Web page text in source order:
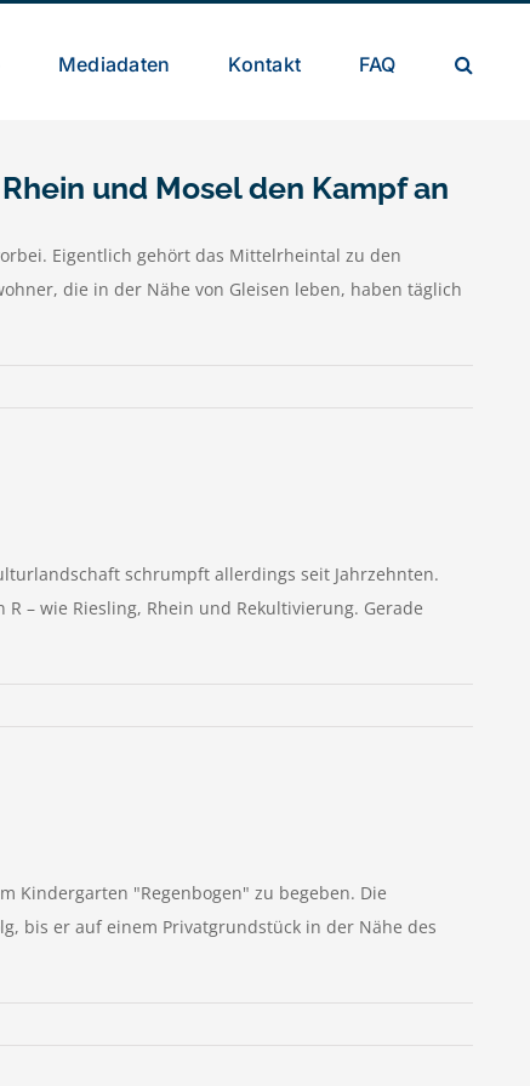
Mediadaten Kontakt FAQ
und Mosel den Kampf an
Eigentlich gehört das Mittelrheintal zu den
die in der Nähe von Gleisen leben, haben täglich
schrumpft allerdings seit Jahrzehnten.
– wie Riesling, Rhein und Rekultivierung. Gerade
Kindergarten "Regenbogen" zu begeben. Die
bis er auf einem Privatgrundstück in der Nähe des